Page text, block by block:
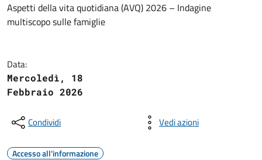
Aspetti della vita quotidiana (AVQ) 2026 – Indagine
multiscopo sulle famiglie
Data:
Mercoledì, 18
Febbraio 2026
Condividi Vedi azioni
Accesso all'informazione